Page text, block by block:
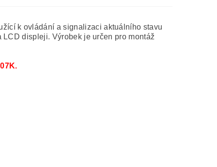
k ovládání a signalizaci aktuálního stavu
displeji. Výrobek je určen pro montáž